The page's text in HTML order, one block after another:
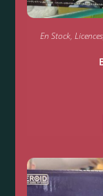
En Stock, Licences